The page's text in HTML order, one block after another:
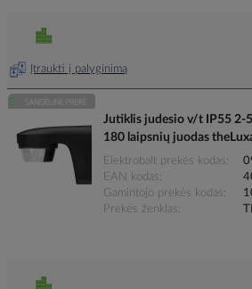
Įtraukti į palyginimą
Jutiklis judesio v/t IP55 2-
180 laipsnių juodas
Elektrobalt prekės kodas
EAN kodas
Gamintojo prekės kodas
Prekės ženklas